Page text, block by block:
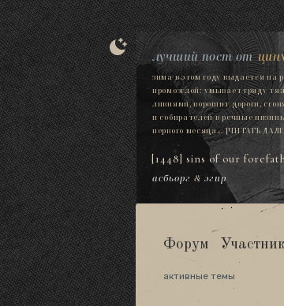
[1448] sins of our
асбьорг & эгир
лучший пост от
зима в этом году выдается на
промозглой: умывает гряду
ливнями, ворошит дороги,
и собирателей в речные
первого месяца...[ЧИТАТЬ
Форум
активные темы